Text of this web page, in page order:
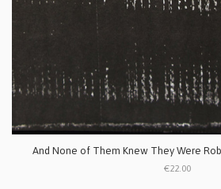
And None of Them Knew They Were
€22.00